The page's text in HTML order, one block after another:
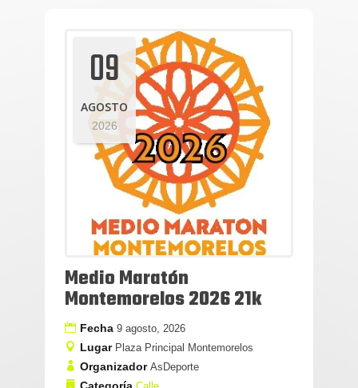
09
AGOSTO
2026
Medio Maratón
Montemorelos 2026 21k
Fecha 9 agosto, 2026
Lugar Plaza Principal Montemorelos
Organizador AsDeporte
Categoría